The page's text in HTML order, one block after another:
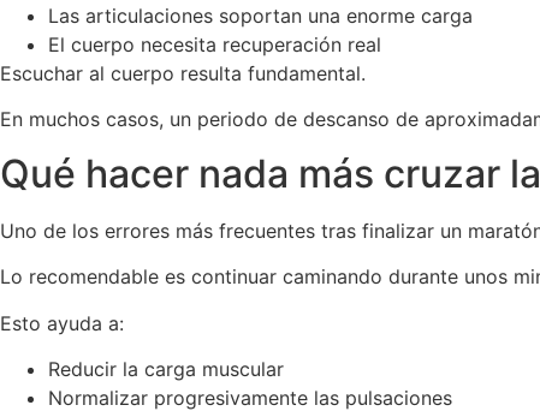
Las articulaciones soportan una enorme carga
El cuerpo necesita recuperación real
Escuchar al cuerpo resulta fundamental.
En muchos casos, un periodo de descanso de
Qué hacer nada más cruzar
Uno de los errores más frecuentes tras finalizar un
Lo recomendable es continuar caminando durante unos
Esto ayuda a:
Reducir la carga muscular
Normalizar progresivamente las pulsaciones